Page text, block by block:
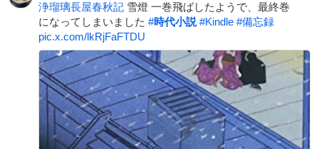
浄瑠璃長屋春秋記 雪燈 一巻飛ばしたようで、最終巻
になってしまいました #時代小説 #Kindle #備忘録
pic.x.com/lkRjFaFTDU